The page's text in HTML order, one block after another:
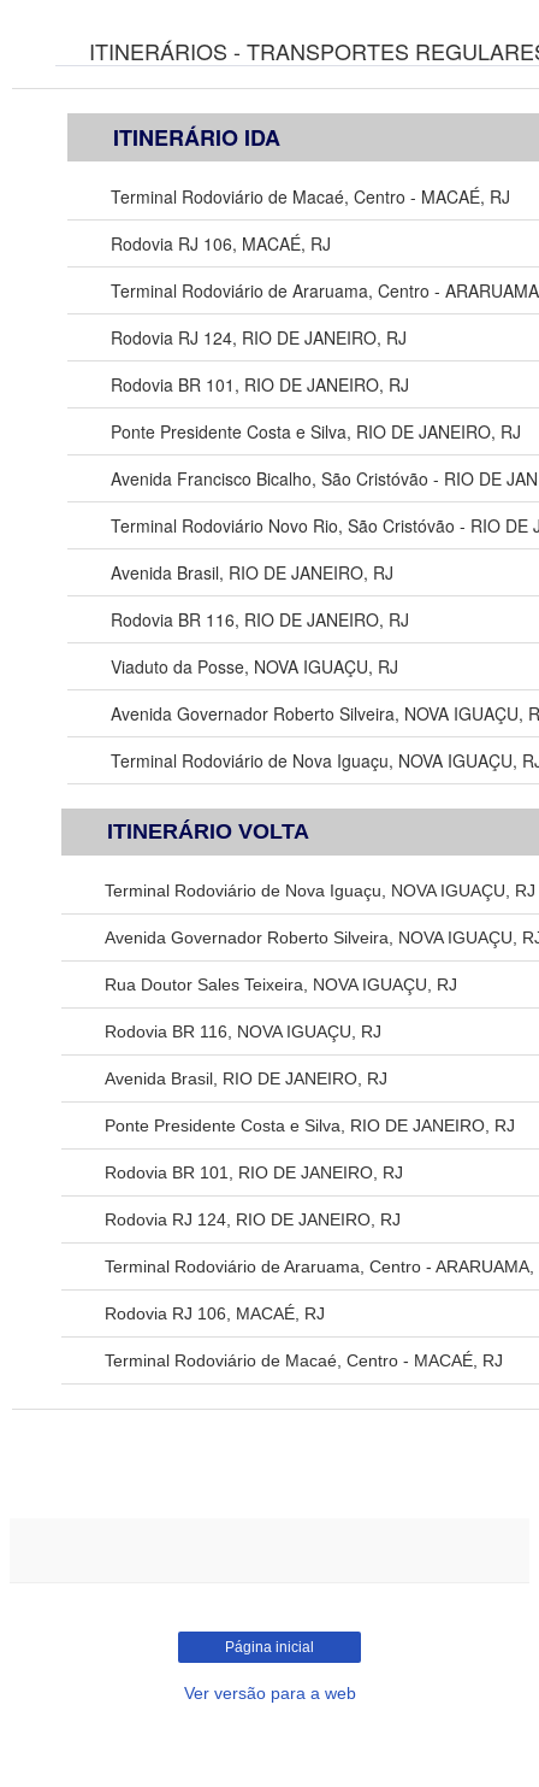
ITINERÁRIOS - TRANSPORTES
ITINERÁRIO IDA
Terminal Rodoviário de Macaé, Centro - MACAÉ, RJ
Rodovia RJ 106, MACAÉ, RJ
Terminal Rodoviário de Araruama, Centro -
Rodovia RJ 124, RIO DE JANEIRO, RJ
Rodovia BR 101, RIO DE JANEIRO, RJ
Ponte Presidente Costa e Silva, RIO DE JANEIRO, RJ
Avenida Francisco Bicalho, São Cristóvão - RIO DE
Terminal Rodoviário Novo Rio, São Cristóvão - RIO DE
Avenida Brasil, RIO DE JANEIRO, RJ
Rodovia BR 116, RIO DE JANEIRO, RJ
Viaduto da Posse, NOVA IGUAÇU, RJ
Avenida Governador Roberto Silveira, NOVA IGUAÇU,
Terminal Rodoviário de Nova Iguaçu, NOVA IGUAÇU,
ITINERÁRIO VOLTA
Terminal Rodoviário de Nova Iguaçu, NOVA IGUAÇU, RJ
Avenida Governador Roberto Silveira, NOVA IGUAÇU,
Rua Doutor Sales Teixeira, NOVA IGUAÇU, RJ
Rodovia BR 116, NOVA IGUAÇU, RJ
Avenida Brasil, RIO DE JANEIRO, RJ
Ponte Presidente Costa e Silva, RIO DE JANEIRO, RJ
Rodovia BR 101, RIO DE JANEIRO, RJ
Rodovia RJ 124, RIO DE JANEIRO, RJ
Terminal Rodoviário de Araruama, Centro - ARARUAMA,
Rodovia RJ 106, MACAÉ, RJ
Terminal Rodoviário de Macaé, Centro - MACAÉ, RJ
Página inicial
Ver versão para a web